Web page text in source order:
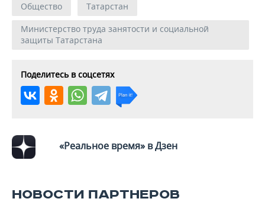
Общество
Татарстан
Министерство труда занятости и социальной
защиты Татарстана
Поделитесь в соцсетях
«Реальное время» в Дзен
НОВОСТИ ПАРТНЕРОВ